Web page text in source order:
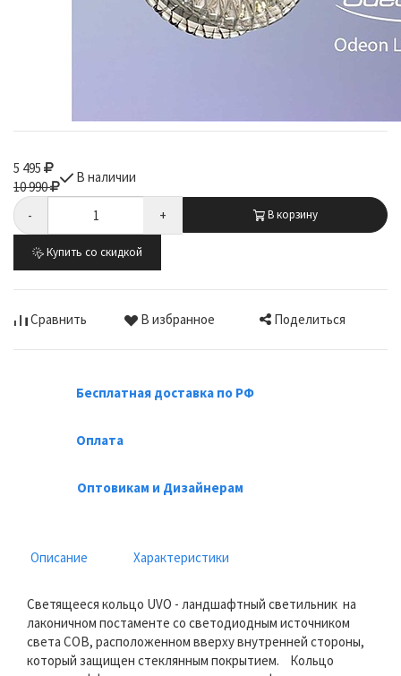
5 495
10 990
В наличии
- + В корзину
Купить со скидкой
Сравнить В избранное Поделиться
Бесплатная доставка по РФ
Оплата
Оптовикам и Дизайнерам
Описание Характеристики
Светящееся кольцо UVO - ландшафтный светильник на
лаконичном постаменте со светодиодным источником
света COB, расположенном вверху внутренней стороны,
который защищен стеклянным покрытием. Кольцо